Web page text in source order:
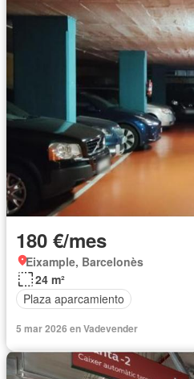
180 €/mes
Eixample, Barcelonès
24 m²
Plaza aparcamiento
5 mar 2026 en Vadevender